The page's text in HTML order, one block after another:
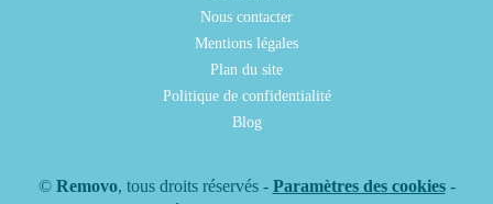
Nous contacter
Mentions légales
Plan du site
Politique de confidentialité
Blog
© Removo, tous droits réservés - Paramètres des cookies-